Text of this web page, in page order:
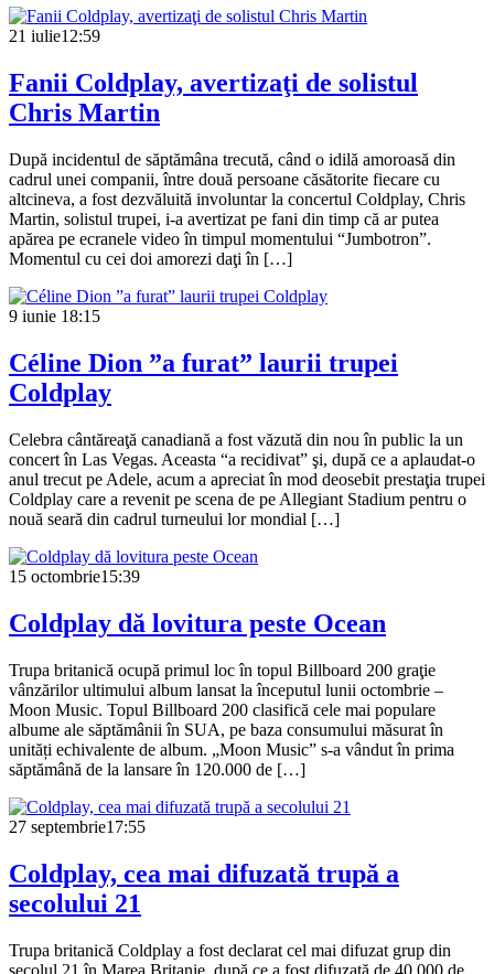
21 iulie12:59
Fanii Coldplay, avertizaţi de solistul
Chris Martin
După incidentul de săptămâna trecută, când o idilă amoroasă din
cadrul unei companii, între două persoane căsătorite fiecare cu
altcineva, a fost dezvăluită involuntar la concertul Coldplay, Chris
Martin, solistul trupei, i-a avertizat pe fani din timp că ar putea
apărea pe ecranele video în timpul momentului “Jumbotron”.
Momentul cu cei doi amorezi daţi în […]
9 iunie 18:15
Céline Dion ”a furat” laurii trupei
Coldplay
Celebra cântăreaţă canadiană a fost văzută din nou în public la un
concert în Las Vegas. Aceasta “a recidivat” şi, după ce a aplaudat-o
anul trecut pe Adele, acum a apreciat în mod deosebit prestaţia trupei
Coldplay care a revenit pe scena de pe Allegiant Stadium pentru o
nouă seară din cadrul turneului lor mondial […]
15 octombrie15:39
Coldplay dă lovitura peste Ocean
Trupa britanică ocupă primul loc în topul Billboard 200 graţie
vânzărilor ultimului album lansat la începutul lunii octombrie –
Moon Music. Topul Billboard 200 clasifică cele mai populare
albume ale săptămânii în SUA, pe baza consumului măsurat în
unități echivalente de album. „Moon Music” s-a vândut în prima
săptămână de la lansare în 120.000 de […]
27 septembrie17:55
Coldplay, cea mai difuzată trupă a
secolului 21
Trupa britanică Coldplay a fost declarat cel mai difuzat grup din
secolul 21 în Marea Britanie, după ce a fost difuzată de 40.000 de